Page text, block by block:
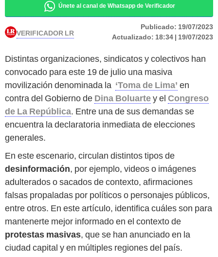
Únete al canal de Whatsapp de Verificador
VERIFICADOR LR Publicado: 19/07/2023
Actualizado: 18:34 | 19/07/2023
Distintas organizaciones, sindicatos y colectivos han
convocado para este 19 de julio una masiva
movilización denominada la ‘Toma de Lima’ en
contra del Gobierno de Dina Boluartey el Congreso
de La República. Entre una de sus demandas se
encuentra la declaratoria inmediata de elecciones
generales.
En este escenario, circulan distintos tipos de
desinformación, por ejemplo, videos o imágenes
adulterados o sacados de contexto, afirmaciones
falsas propaladas por políticos o personajes públicos,
entre otros. En este artículo, identifica cuáles son para
mantenerte mejor informado en el contexto de
protestas masivas, que se han anunciado en la
ciudad capital y en múltiples regiones del país.